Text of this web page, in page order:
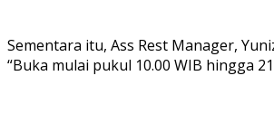
Sementara itu, Ass Rest Manager,
“Buka mulai pukul 10.00 WIB hingga